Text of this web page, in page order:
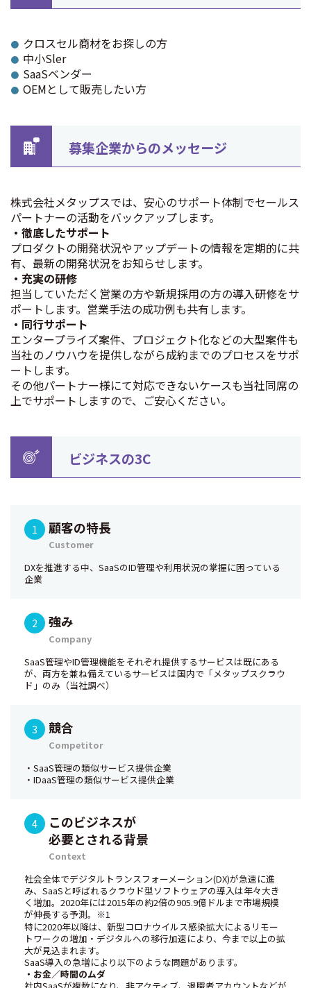
クロスセル商材をお探しの方
中小Sler
SaaSベンダー
OEMとして販売したい方
募集企業からのメッセージ
株式会社メタップスでは、安心のサポート体制でセールス
パートナーの活動をバックアップします。
・徹底したサポート
プロダクトの開発状況やアップデートの情報を定期的に共
有、最新の開発状況をお知らせします。
・充実の研修
担当していただく営業の方や新規採用の方の導入研修をサ
ポートします。営業手法の成功例も共有します。
・同行サポート
エンタープライズ案件、プロジェクト化などの大型案件も
当社のノウハウを提供しながら成約までのプロセスをサポ
ートします。
その他パートナー様にて対応できないケースも当社同席の
上でサポートしますので、ご安心ください。
ビジネスの3C
顧客の特長
Customer
DXを推進する中、SaaSのID管理や利用状況の掌握に困っている
企業
強み
Company
SaaS管理やID管理機能をそれぞれ提供するサービスは既にある
が、両方を兼ね備えているサービスは国内で「メタップスクラウ
ド」のみ（当社調べ）
競合
Competitor
・SaaS管理の類似サービス提供企業
・IDaaS管理の類似サービス提供企業
このビジネスが
必要とされる背景
Context
社会全体でデジタルトランスフォーメーション(DX)が急速に進
み、SaaSと呼ばれるクラウド型ソフトウェアの導入は年々大き
く増加。2020年には2015年の約2倍の905.9億ドルまで市場規模
が伸長する予測。 ※1
特に2020年以降は、新型コロナウイルス感染拡大によるリモー
トワークの増加・デジタルへの移行加速により、今まで以上の拡
大が見込まれます。
SaaS導入の急増により以下のような問題があります。
・お金／時間のムダ